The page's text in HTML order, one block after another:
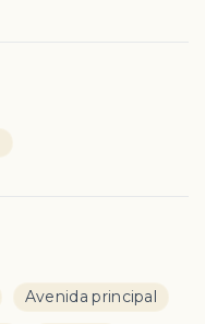
Avenida principal